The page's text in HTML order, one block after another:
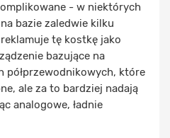
- w niektórych
bazie zaledwie kilku
tę kostkę jako
bazujące na
półprzewodnikowych, które
ale za to bardziej nadają
analogowe, ładnie